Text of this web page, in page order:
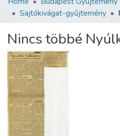
Statistics
About us
Sajtókivágat-gyűjtemény
Nincs többé